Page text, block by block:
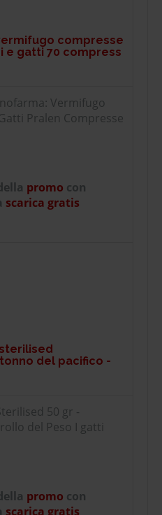
compresse
e gatti 70 compress
Vermifugo
Pralen Compresse
promo con
scarica gratis
del pacifico -
50 gr -
del Peso I gatti
promo con
scarica gratis